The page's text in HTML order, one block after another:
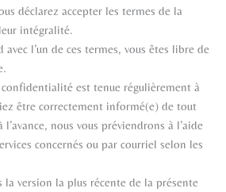
déclarez accepter les termes de la
intégralité.
avec l’un de ces termes, vous êtes libre de
est tenue régulièrement à
être correctement informé(e) de tout
nous vous préviendrons à l’aide
concernés ou par courriel selon les
la version la plus récente de la présente